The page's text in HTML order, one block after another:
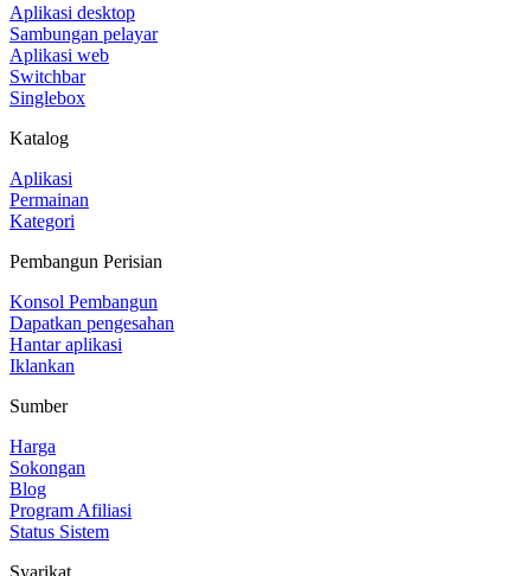
Aplikasi desktop
Sambungan pelayar
Aplikasi web
Switchbar
Singlebox
Katalog
Aplikasi
Permainan
Kategori
Pembangun Perisian
Konsol Pembangun
Dapatkan pengesahan
Hantar aplikasi
Iklankan
Sumber
Harga
Sokongan
Blog
Program Afiliasi
Status Sistem
Syarikat